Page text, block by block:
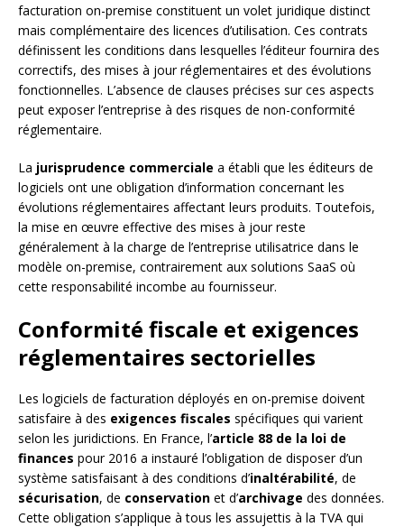
facturation on-premise constituent un volet juridique distinct
mais complémentaire des licences d’utilisation. Ces contrats
définissent les conditions dans lesquelles l’éditeur fournira des
correctifs, des mises à jour réglementaires et des évolutions
fonctionnelles. L’absence de clauses précises sur ces aspects
peut exposer l’entreprise à des risques de non-conformité
réglementaire.
La jurisprudence commerciale a établi que les éditeurs de
logiciels ont une obligation d’information concernant les
évolutions réglementaires affectant leurs produits. Toutefois,
la mise en œuvre effective des mises à jour reste
généralement à la charge de l’entreprise utilisatrice dans le
modèle on-premise, contrairement aux solutions SaaS où
cette responsabilité incombe au fournisseur.
Conformité fiscale et exigences
réglementaires sectorielles
Les logiciels de facturation déployés en on-premise doivent
satisfaire à des exigences fiscales spécifiques qui varient
selon les juridictions. En France, l’article 88 de la loi de
finances pour 2016 a instauré l’obligation de disposer d’un
système satisfaisant à des conditions d’inaltérabilité, de
sécurisation, de conservation et d’archivage des données.
Cette obligation s’applique à tous les assujettis à la TVA qui